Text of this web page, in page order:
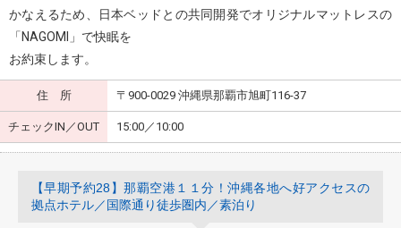
かなえるため、日本ベッドとの共同開発でオリジナルマットレスの
「NAGOMI」で快眠を
お約束します。
住 所 〒900-0029 沖縄県那覇市旭町116-37
チェックIN／OUT 15:00／10:00
【早期予約28】那覇空港１１分！沖縄各地へ好アクセスの
拠点ホテル／国際通り徒歩圏内／素泊り